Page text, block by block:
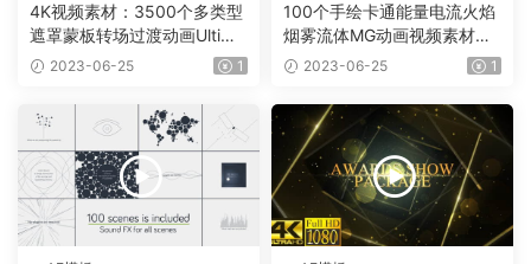
4K视频素材：3500个多类型
遮罩蒙板转场过渡动画Ultima
te Transition Mattes Pack v
2023-06-25 1
100个手绘卡通能量电流火焰
烟雾流体MG动画视频素材
（含AE模板工程）有透明通
2023-06-25 1